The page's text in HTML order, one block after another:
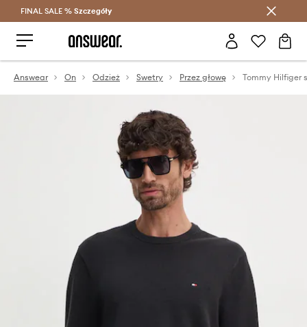
Oszczędzaj z Answear Club >
FINAL SALE % Szczegóły
Answear On Odzież Swetry Przez głowę